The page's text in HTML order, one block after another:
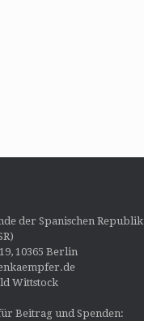
der Spanischen Republik
10365 Berlin
Wittstock
Beitrag und Spenden: